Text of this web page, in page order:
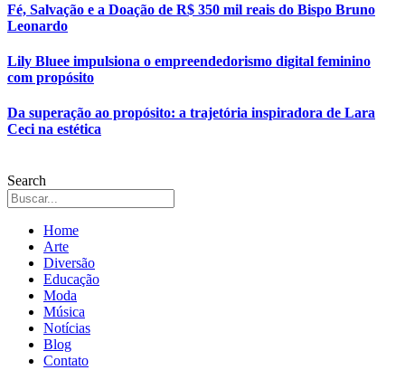
Fé, Salvação e a Doação de R$ 350 mil reais do Bispo Bruno
Leonardo
Lily Bluee impulsiona o empreendedorismo digital feminino
com propósito
Da superação ao propósito: a trajetória inspiradora de Lara
Ceci na estética
Search
Home
Arte
Diversão
Educação
Moda
Música
Notícias
Blog
Contato